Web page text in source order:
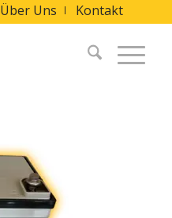
Über Uns Kontakt